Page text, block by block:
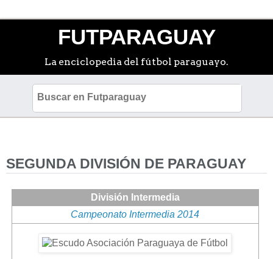
FUTPARAGUAY
La enciclopedia del fútbol paraguayo.
SEGUNDA DIVISIÓN DE PARAGUAY
División Intermedia
Campeonato Intermedia 2014